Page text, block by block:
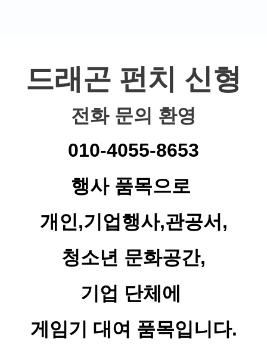
드래곤 펀치 신형
전화 문의 환영
010-4055-8653
행사 품목으로
개인,기업행사,관공서,
청소년 문화공간,
기업 단체에
게임기 대여 품목입니다.